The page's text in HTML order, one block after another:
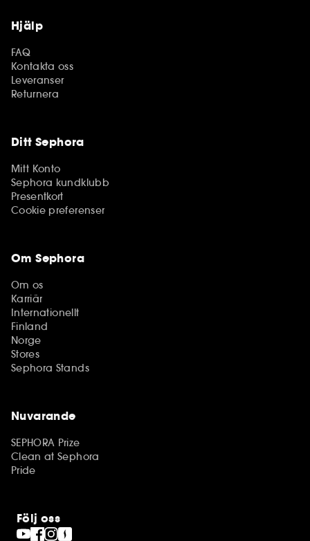
Hjälp
FAQ
Kontakta oss
Leveranser
Returnera
Ditt Sephora
Mitt Konto
Sephora kundklubb
Presentkort
Cookie preferenser
Om Sephora
Om os
Karriär
Internationellt
Finland
Norge
Stores
Sephora Stands
Nuvarande
SEPHORA Prize
Clean at Sephora
Pride
Följ oss